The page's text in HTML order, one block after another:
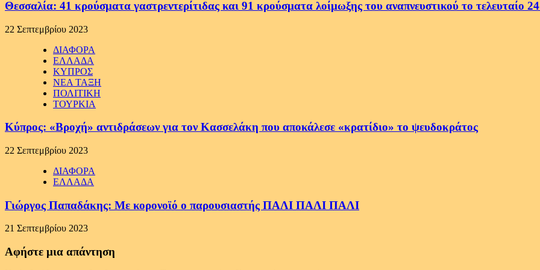
Θεσσαλία: 41 κρούσματα γαστρεντερίτιδας και 91 κρούσματα λοίμωξης του αναπνευστικού το τελευταίο
22 Σεπτεμβρίου 2023
ΔΙΑΦΟΡΑ
ΕΛΛΑΔΑ
ΚΥΠΡΟΣ
ΝΕΑ ΤΑΞΗ
ΠΟΛΙΤΙΚΗ
ΤΟΥΡΚΙΑ
Κύπρος: «Βροχή» αντιδράσεων για τον Κασσελάκη που αποκάλεσε «κρατίδιο» το ψευδοκράτος
22 Σεπτεμβρίου 2023
ΔΙΑΦΟΡΑ
ΕΛΛΑΔΑ
Γιώργος Παπαδάκης: Με κορονοϊό ο παρουσιαστής ΠΑΛΙ ΠΑΛΙ ΠΑΛΙ
21 Σεπτεμβρίου 2023
Αφήστε μια απάντηση